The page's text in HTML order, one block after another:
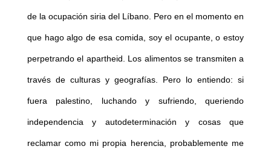
de la ocupación siria del Líbano. Pero en el momento en
que hago algo de esa comida, soy el ocupante, o estoy
perpetrando el apartheid. Los alimentos se transmiten a
través de culturas y geografías. Pero lo entiendo: si
fuera palestino, luchando y sufriendo, queriendo
independencia y autodeterminación y cosas que
reclamar como mi propia herencia, probablemente me